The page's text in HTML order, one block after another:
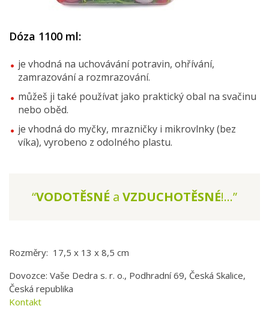
Dóza 1100 ml:
je vhodná na uchovávání potravin, ohřívání,
zamrazování a rozmrazování.
můžeš ji také používat jako praktický obal na svačinu
nebo oběd.
je vhodná do myčky, mrazničky i mikrovlnky (bez
víka), vyrobeno z odolného plastu.
“VODOTĚSNÉ a VZDUCHOTĚSNÉ!...”
Rozměry: 17,5 x 13 x 8,5 cm
Dovozce: Vaše Dedra s. r. o., Podhradní 69, Česká Skalice,
Česká republika
Kontakt